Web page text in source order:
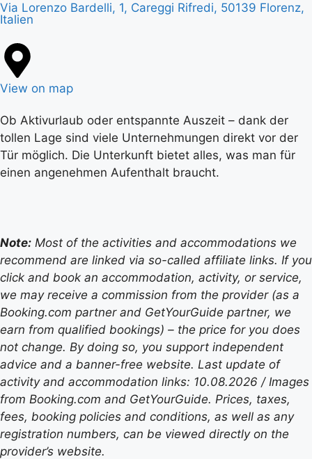
Via Lorenzo Bardelli, 1, Careggi Rifredi, 50139 Florenz,
Italien
View on map
Ob Aktivurlaub oder entspannte Auszeit – dank der
tollen Lage sind viele Unternehmungen direkt vor der
Tür möglich. Die Unterkunft bietet alles, was man für
einen angenehmen Aufenthalt braucht.
Note: Most of the activities and accommodations we
recommend are linked via so-called affiliate links. If you
click and book an accommodation, activity, or service,
we may receive a commission from the provider (as a
Booking.com partner and GetYourGuide partner, we
earn from qualified bookings) – the price for you does
not change. By doing so, you support independent
advice and a banner-free website. Last update of
activity and accommodation links: 10.08.2026 / Images
from Booking.com and GetYourGuide. Prices, taxes,
fees, booking policies and conditions, as well as any
registration numbers, can be viewed directly on the
provider’s website.